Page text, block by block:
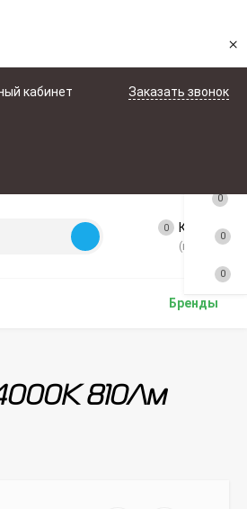
×
кабинет Заказать звонок
0 Корзина
(пусто)
Бренды
810Лм
0
0
0